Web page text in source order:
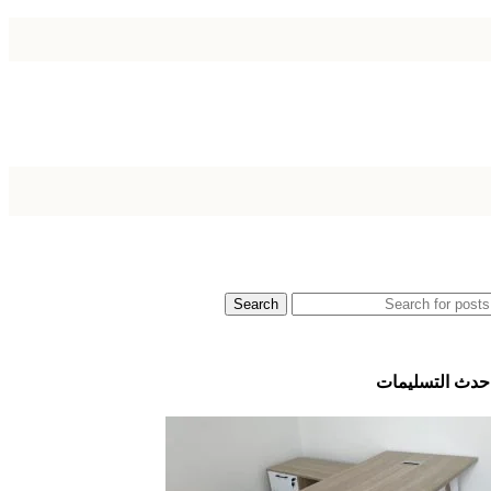
Search
التسليمات